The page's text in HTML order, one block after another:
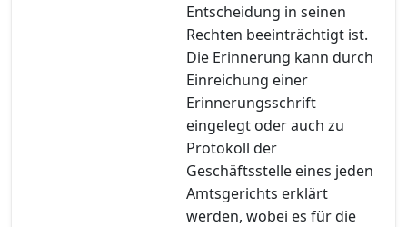
Entscheidung in seinen
Rechten beeinträchtigt ist.
Die Erinnerung kann durch
Einreichung einer
Erinnerungsschrift
eingelegt oder auch zu
Protokoll der
Geschäftsstelle eines jeden
Amtsgerichts erklärt
werden, wobei es für die